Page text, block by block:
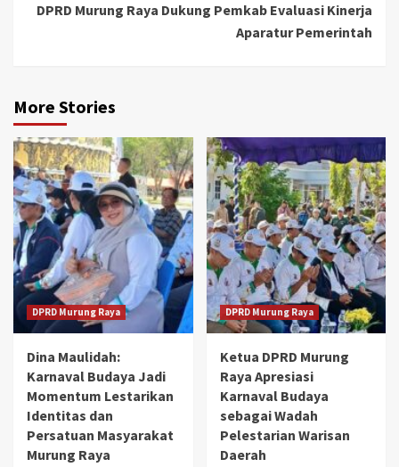
DPRD Murung Raya Dukung Pemkab Evaluasi Kinerja
Aparatur Pemerintah
More Stories
DPRD Murung Raya
Dina Maulidah:
Karnaval Budaya Jadi
Momentum Lestarikan
Identitas dan
Persatuan Masyarakat
Murung Raya
DPRD Murung Raya
Ketua DPRD Murung
Raya Apresiasi
Karnaval Budaya
sebagai Wadah
Pelestarian Warisan
Daerah